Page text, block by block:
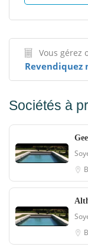
Vous gérez
Sociétés à